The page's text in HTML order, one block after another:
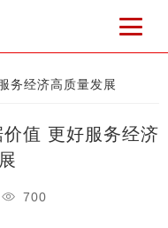
务经济高质量发展
值 更好服务经济
700